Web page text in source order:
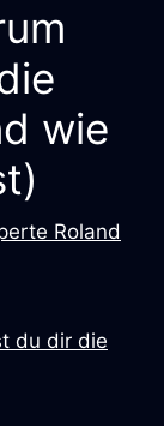
wie
Roland